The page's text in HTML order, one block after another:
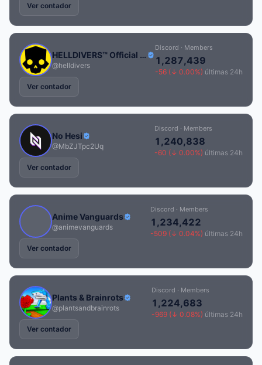
Ver contador
HELLDIVERS™ Official Discord
@helldivers
Discord · Members
1,287,439
-56 (↓ 0.00%) últimas 24h
Ver contador
No Hesi
@MbZJTpc2Uq
Discord · Members
1,240,838
-60 (↓ 0.00%) últimas 24h
Ver contador
Anime Vanguards
@animevanguards
Discord · Members
1,234,422
-509 (↓ 0.04%) últimas 24h
Ver contador
Plants & Brainrots
@plantsandbrainrots
Discord · Members
1,224,683
-969 (↓ 0.08%) últimas 24h
Ver contador